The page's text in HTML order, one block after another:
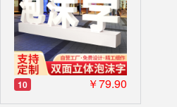
10 ￥79.90